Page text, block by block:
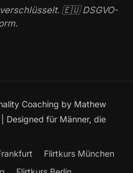
verschlüsselt. 🇪🇺 DSGVO-
Coaching by Mathew
Designed für Männer, die
Flirtkurs München